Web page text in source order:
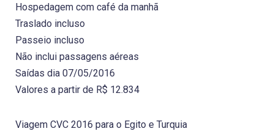
Hospedagem com café da manhã
Traslado incluso
Passeio incluso
Não inclui passagens aéreas
Saídas dia 07/05/2016
Valores a partir de R$ 12.834
Viagem CVC 2016 para o Egito e Turquia